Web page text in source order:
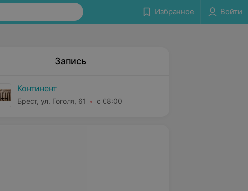
Избранное Войти
Запись
Континент
Брест, ул. Гоголя, 61 с 08:00